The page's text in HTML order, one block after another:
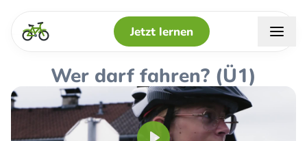
Lernunterlagen
Lernen
Unterrichten
Die App
Jetzt lernen
Wer darf fahren? (Ü1)